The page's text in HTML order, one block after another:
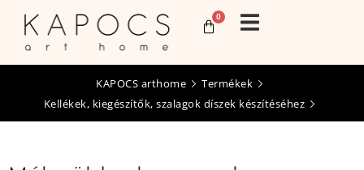
0
KAPOCS arthome
Termékek
Kellékek, kiegészítők, szalagok díszek készítéséhez